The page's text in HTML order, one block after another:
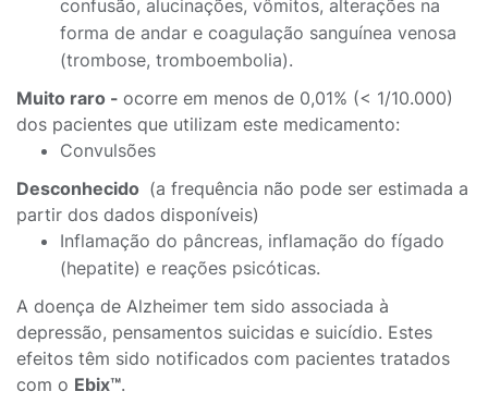
confusão, alucinações, vômitos, alterações na
forma de andar e coagulação sanguínea venosa
(trombose, tromboembolia).
Muito raro - ocorre em menos de 0,01% (< 1/10.000)
dos pacientes que utilizam este medicamento:
Convulsões
Desconhecido (a frequência não pode ser estimada a
partir dos dados disponíveis)
Inflamação do pâncreas, inflamação do fígado
(hepatite) e reações psicóticas.
A doença de Alzheimer tem sido associada à
depressão, pensamentos suicidas e suicídio. Estes
efeitos têm sido notificados com pacientes tratados
com o Ebix™.